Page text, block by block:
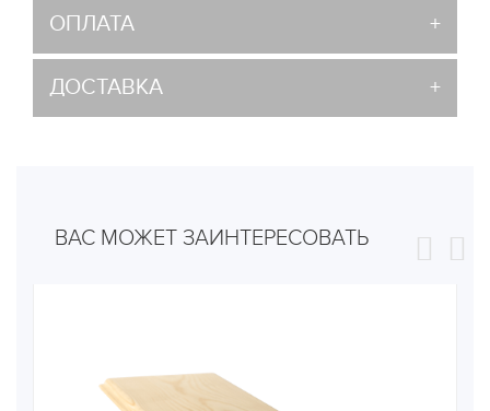
ОПЛАТА
ДОСТАВКА
ВАС МОЖЕТ ЗАИНТЕРЕСОВАТЬ